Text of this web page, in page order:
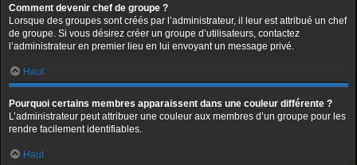
Comment devenir chef de groupe ?
Lorsque des groupes sont créés par l’administrateur, il leur est attribué un chef
de groupe. Si vous désirez créer un groupe d’utilisateurs, contactez
l’administrateur en premier lieu en lui envoyant un message privé.
Haut
Pourquoi certains membres apparaissent dans une couleur différente ?
L’administrateur peut attribuer une couleur aux membres d’un groupe pour les
rendre facilement identifiables.
Haut